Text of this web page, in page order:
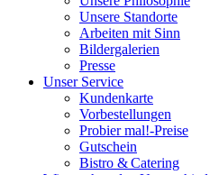
Unsere Standorte
Arbeiten mit Sinn
Bildergalerien
Presse
Unser Service
Kundenkarte
Vorbestellungen
Probier mal!-Preise
Gutschein
Bistro & Catering